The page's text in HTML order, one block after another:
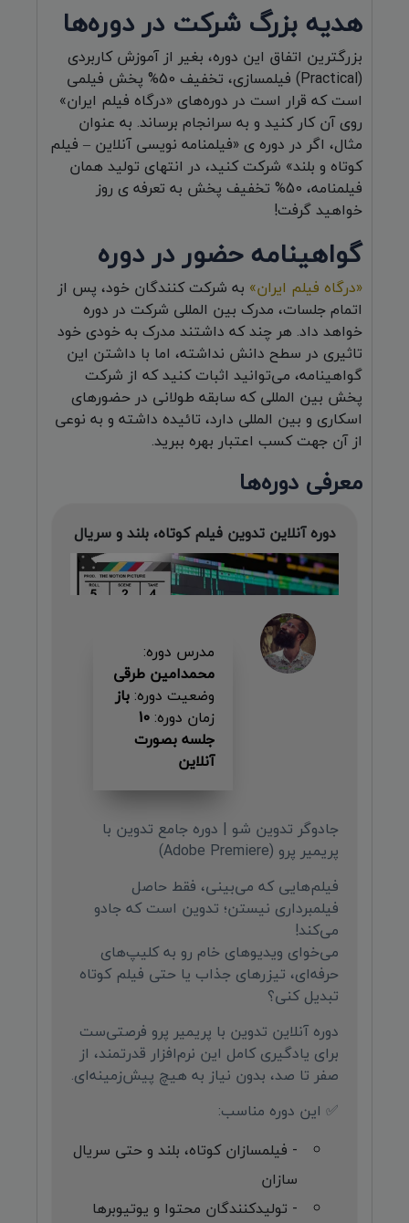
هدیه بزرگ شرکت در دوره‌ها
بزرگترین اتفاق این دوره، بغیر از آموزش کاربردی
(Practical) فیلمسازی، تخفیف 50% پخش فیلمی
است که قرار است در دوره‌های «درگاه فیلم ایران»
روی آن کار کنید و به سرانجام برساند. به عنوان
مثال، اگر در دوره ی «فیلمنامه نویسی آنلاین – فیلم
کوتاه و بلند» شرکت کنید، در انتهای تولید همان
فیلمنامه، 50% تخفیف پخش به تعرفه ی روز
خواهید گرفت!
گواهینامه حضور در دوره
«درگاه فیلم ایران» به شرکت کنندگان خود، پس از
اتمام جلسات، مدرک بین المللی شرکت در دوره
خواهد داد. هر چند که داشتند مدرک به خودی خود
تاثیری در سطح دانش نداشته، اما با داشتن این
گواهینامه، می‌توانید اثبات کنید که از شرکت
پخش بین المللی که سابقه طولانی در حضورهای
اسکاری و بین المللی دارد، تائیده داشته و به نوعی
از آن جهت کسب اعتبار بهره ببرید.
معرفی دوره‌ها
دوره آنلاین تدوین فیلم کوتاه، بلند و سریال
مدرس دوره:
محمدامین طرقی
وضعیت دوره:باز
زمان دوره:10
جلسه بصورت
آنلاین
جادوگر تدوین شو | دوره جامع تدوین با
پریمیر پرو (Adobe Premiere)
فیلم‌هایی که می‌بینی، فقط حاصل
فیلمبرداری نیستن؛ تدوین است که جادو
می‌کند!
می‌خوای ویدیوهای خام رو به کلیپ‌های
حرفه‌ای، تیزرهای جذاب یا حتی فیلم کوتاه
تبدیل کنی؟
دوره آنلاین تدوین با پریمیر پرو فرصتی‌ست
برای یادگیری کامل این نرم‌افزار قدرتمند، از
صفر تا صد، بدون نیاز به هیچ پیش‌زمینه‌ای.
✅ این دوره مناسب:
- فیلمسازان کوتاه، بلند و حتی سریال
سازان
- تولیدکنندگان محتوا و یوتیوبرها